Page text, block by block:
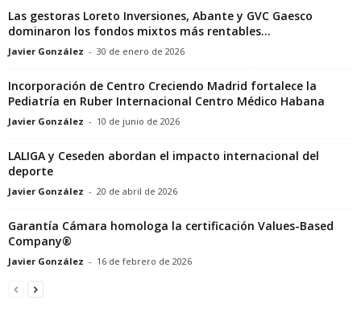
Las gestoras Loreto Inversiones, Abante y GVC Gaesco
dominaron los fondos mixtos más rentables...
Javier González - 30 de enero de 2026
Incorporación de Centro Creciendo Madrid fortalece la
Pediatría en Ruber Internacional Centro Médico Habana
Javier González - 10 de junio de 2026
LALIGA y Ceseden abordan el impacto internacional del
deporte
Javier González - 20 de abril de 2026
Garantía Cámara homologa la certificación Values-Based
Company®
Javier González - 16 de febrero de 2026